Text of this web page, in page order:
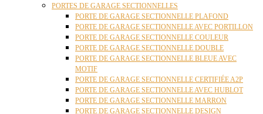
PORTES DE GARAGE SECTIONNELLES
PORTE DE GARAGE SECTIONNELLE PLAFOND
PORTE DE GARAGE SECTIONNELLE AVEC PORTILLON
PORTE DE GARAGE SECTIONNELLE COULEUR
PORTE DE GARAGE SECTIONNELLE DOUBLE
PORTE DE GARAGE SECTIONNELLE BLEUE AVEC
MOTIF
PORTE DE GARAGE SECTIONNELLE CERTIFIÉE A2P
PORTE DE GARAGE SECTIONNELLE AVEC HUBLOT
PORTE DE GARAGE SECTIONNELLE MARRON
PORTE DE GARAGE SECTIONNELLE DESIGN